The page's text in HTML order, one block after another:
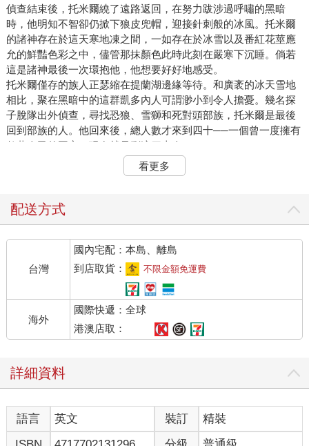
偵查結束後，托米爾繞了遠路返回，在努力跋涉過呼嘯的黑暗
時，他明知不智卻仍掀下狼皮兜帽，迎接針刺般的冰風。托米爾
的諸神存在於這天寒地凍之間，一如存在於冰雪以及番紅花莖應
允的鮮豔色彩之中，儘管那抹顏色此時此刻在嚴寒下沉睡。倘若
這是諸神最後一次環抱他，他想要好好地感受。
托米爾僅存的族人正瑟縮在提蘭湖邊緣等待。和廣袤的冰天雪地
相比，聚在黑暗中的這群凱多內人可謂渺小到令人擔憂。幾名探
子脫隊出外偵查，尋找恐狼、雪獅和死對頭部族，托米爾是最後
回到部族的人。他回來後，總人數才來到四十──一個曾一度擁有
數萬人民的國家，現在就只剩這四十人了。
「沒有追兵。」拜延在托米爾走過時這麼說。這不是問句，身為
首席獵人，拜延已從托米爾的肢體語言推論出需要知道的一切。
必要的預防措施。距離凱多內人遇見另一支部族已經過了六個
最令人聞風喪膽、殺人如麻的殺手，總踏著無聲無息的腳步跟蹤
獵物，就算是關恩最厲害的探子，也從來難以察覺牠們的來襲。
「快回家人身邊吧。」拜延邊說邊朝梅娃和阿拉斯所在之處點
頭，兩人在黑暗中緊挨著彼此。「還有，把你的兜帽戴上，蠢
蛋。」
「好的，叔叔。」托米爾露出微笑，將兜帽拉過麻木的雙耳，試
圖不去想這有可能是拜延這輩子最後一次對他發脾氣。
托米爾迅速蹲到梅娃身旁，她一語不發。托米爾五年前就已經比
所有的愛消逝，她仍舊代表家的溫暖。梅娃迎上他的目光，接著
將視線轉向湖面對岸的燈火，邀請他跟隨她的眼神，共享她的希
望。
有關遠處湖岸上那個國家的一切，對他們而言是徹頭徹尾的陌
異。那裡的建築物比任何樹木都還高，尖塔似利齒般刺進天空，
看更多
配送方式
台灣
國內宅配：本島、離島
到店取貨：
不限金額免運費
海外
國際快遞：全球
港澳店取：
詳細資料
語言 英文 裝訂
精裝